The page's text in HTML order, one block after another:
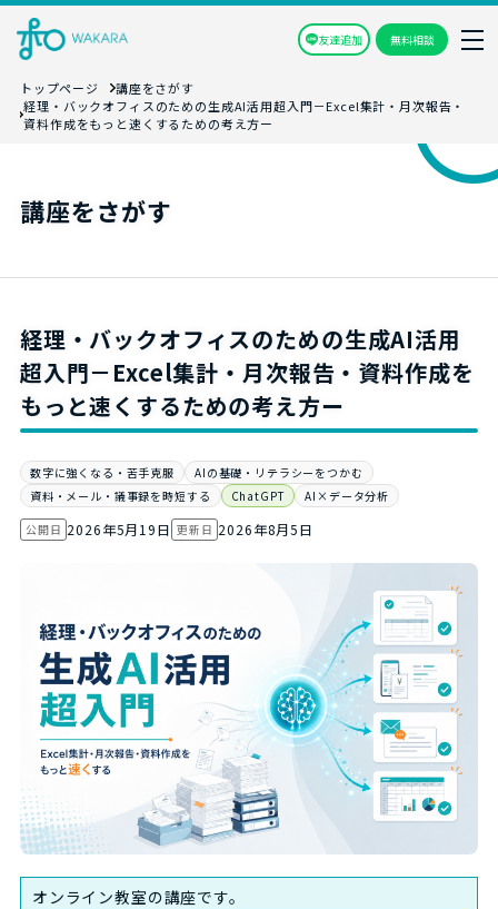
友達追加 無料相談
トップページ
講座をさがす
経理・バックオフィスのための生成AI活用超入門－Excel集計・月次報告・
資料作成をもっと速くするための考え方ー
講座をさがす
経理・バックオフィスのための生成AI活用
超入門－Excel集計・月次報告・資料作成を
もっと速くするための考え方ー
数字に強くなる・苦手克服
AIの基礎・リテラシーをつかむ
資料・メール・議事録を時短する
ChatGPT
AI×データ分析
公開日 2026年5月19日 更新日 2026年8月5日
オンライン教室の講座です。